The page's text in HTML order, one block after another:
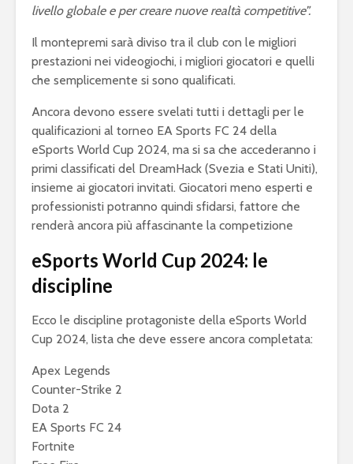
livello globale e per creare nuove realtà competitive”.
Il montepremi sarà diviso tra il club con le migliori
prestazioni nei videogiochi, i migliori giocatori e quelli
che semplicemente si sono qualificati.
Ancora devono essere svelati tutti i dettagli per le
qualificazioni al torneo EA Sports FC 24 della
eSports World Cup 2024, ma si sa che accederanno i
primi classificati del DreamHack (Svezia e Stati Uniti),
insieme ai giocatori invitati. Giocatori meno esperti e
professionisti potranno quindi sfidarsi, fattore che
renderà ancora più affascinante la competizione
eSports World Cup 2024: le
discipline
Ecco le discipline protagoniste della eSports World
Cup 2024, lista che deve essere ancora completata:
Apex Legends
Counter-Strike 2
Dota 2
EA Sports FC 24
Fortnite